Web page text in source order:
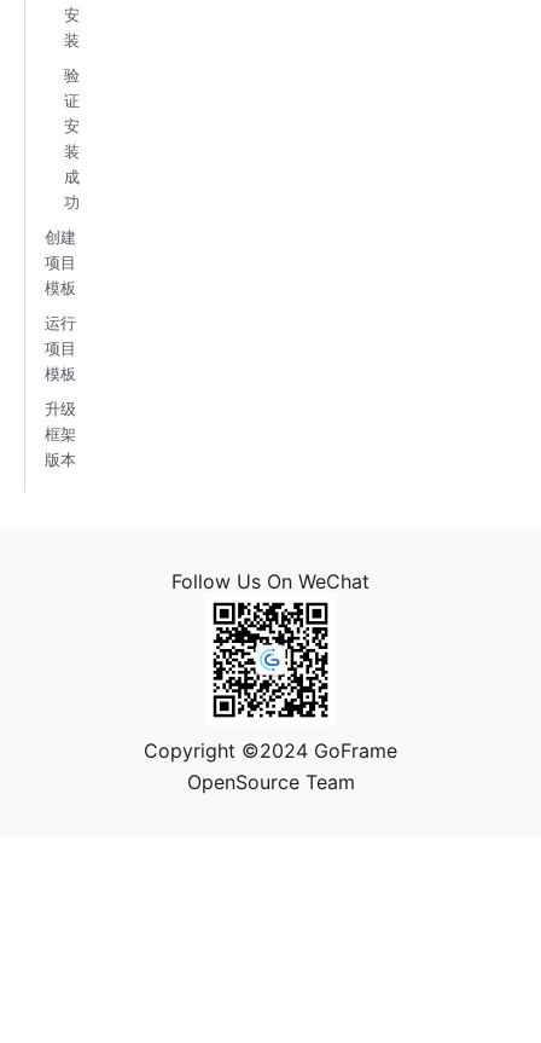
安
装
验
证
安
装
成
功
创建
项目
模板
运行
项目
模板
升级
框架
版本
Follow Us On WeChat
Copyright ©2024 GoFrame
OpenSource Team